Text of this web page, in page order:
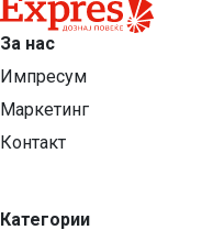
За нас
Импресум
Маркетинг
Контакт
Категории